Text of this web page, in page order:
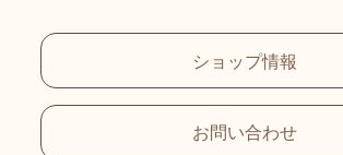
ショップ情報
お問い合わせ